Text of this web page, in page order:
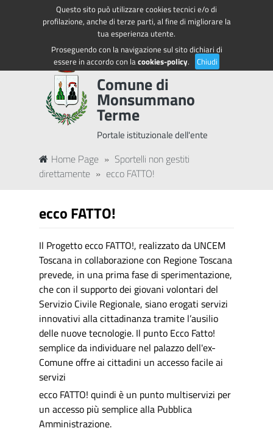
Questo sito può utilizzare cookies tecnici e/o di
profilazione, anche di terze parti, al fine di migliorare la
tua esperienza utente.
Proseguendo con la navigazione sul sito dichiari di
essere in accordo con lacookies-policy. Chiudi
Regione Toscana Accedi ai servizi
Comune di
Monsummano
Terme
Portale istituzionale dell'ente
Home Page » Sportelli non gestiti
direttamente » ecco FATTO!
ecco FATTO!
Il Progetto ecco FATTO!, realizzato da UNCEM
Toscana in collaborazione con Regione Toscana
prevede, in una prima fase di sperimentazione,
che con il supporto dei giovani volontari del
Servizio Civile Regionale, siano erogati servizi
innovativi alla cittadinanza tramite l’ausilio
delle nuove tecnologie. Il punto Ecco Fatto!
semplice da individuare nel palazzo dell'ex-
Comune offre ai cittadini un accesso facile ai
servizi
ecco FATTO! quindi è un punto multiservizi per
un accesso più semplice alla Pubblica
Amministrazione.